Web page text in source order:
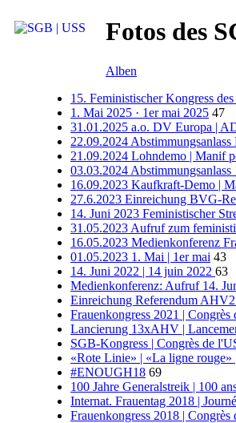
Fotos des
Alben
15. Feministischer Kongress
1. Mai 2025 · 1er mai 2025 47
31.01.2025 a.o. DV Europa |
22.09.2024
21.09.2024 Lohndemo | Manif
03.03.2024
16.09.2023 Kaufkraft-Demo |
27.6.2023 Einreichung BVG-
14. Juni 2023 Feministischer
31.05.2023 Aufruf zum
16.05.2023 Medienkonferenz
01.05.2023 1. Mai | 1er mai 43
14. Juni 2022 | 14 juin 2022 63
Medienkonferenz: Aufruf 14.
Einreichung Referendum
Frauenkongress 2021 | Congrès
Lancierung 13xAHV |
SGB-Kongress | Congrès de
«Rote Linie» | «La ligne rouge»
#ENOUGH18 69
100 Jahre Generalstreik | 100
Internat. Frauentag 2018 |
Frauenkongress 2018 | Congrès